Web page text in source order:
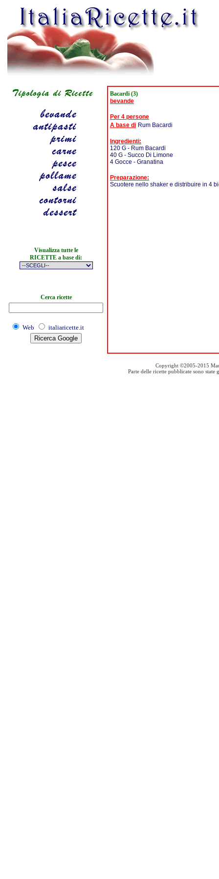
Visualizza tutte le
RICETTE a base di:
Cerca ricette
Web italiaricette.it
Bacardi (3)
bevande
Per 4 persone
A base di Rum Bacardi
Ingredienti:
120 G - Rum Bacardi
40 G - Succo Di Limone
4 Gocce - Granatina
Preparazione:
Scuotere nello shaker e distribuire in 4
Copyright ©2005-2015
Parte delle ricette pubblicate sono state